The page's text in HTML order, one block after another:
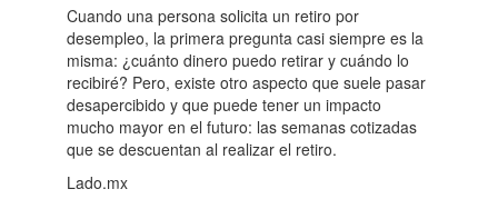
Cuando una persona solicita un retiro por
desempleo, la primera pregunta casi siempre es la
misma: ¿cuánto dinero puedo retirar y cuándo lo
recibiré? Pero, existe otro aspecto que suele pasar
desapercibido y que puede tener un impacto
mucho mayor en el futuro: las semanas cotizadas
que se descuentan al realizar el retiro.
Lado.mx